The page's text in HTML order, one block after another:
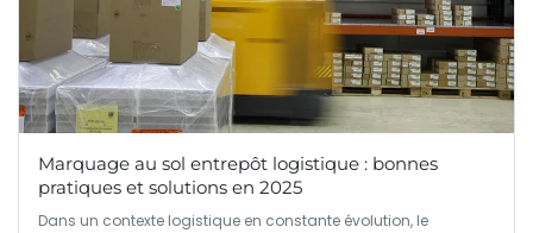
Marquage au sol entrepôt logistique : bonnes
pratiques et solutions en 2025
Dans un contexte logistique en constante évolution, le